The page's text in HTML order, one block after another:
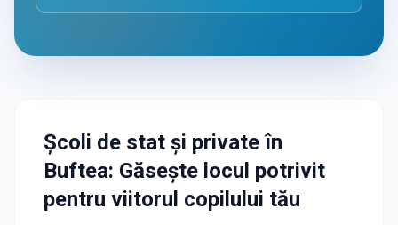
Școli de stat și privateîn
Buftea: Găsește locul potrivit
pentru viitorul copilului tău